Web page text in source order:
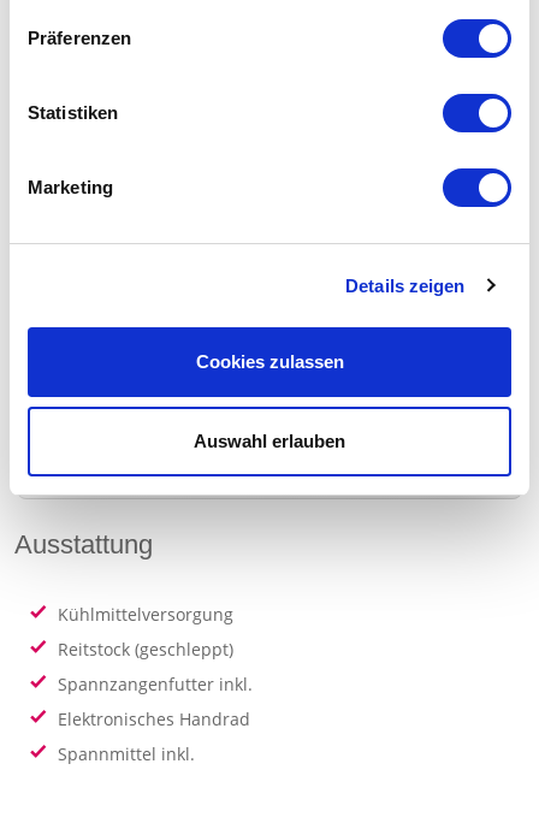
Präferenzen
Statistiken
Marketing
Details zeigen
Cookies zulassen
Auswahl erlauben
Drehmoment max.
Spindelbohrung
Spindelnase
Arbeitsbereich
Reitstock
Lünette
Ausstattung
Kühlmittelversorgung
Reitstock (geschleppt)
Spannzangenfutter inkl.
Elektronisches Handrad
Spannmittel inkl.